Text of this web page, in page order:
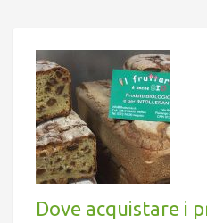
Dove acquistare i